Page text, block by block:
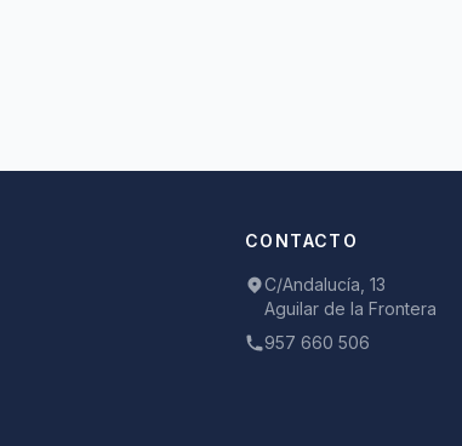
CONTACTO
C/Andalucía, 13
Aguilar de la Frontera
957 660 506